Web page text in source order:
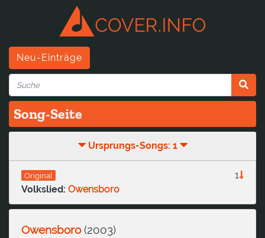
Neu-Einträge
Song-Seite
Ursprungs-Songs: 1
Original
1
Volkslied: Owensboro
Owensboro(2003)